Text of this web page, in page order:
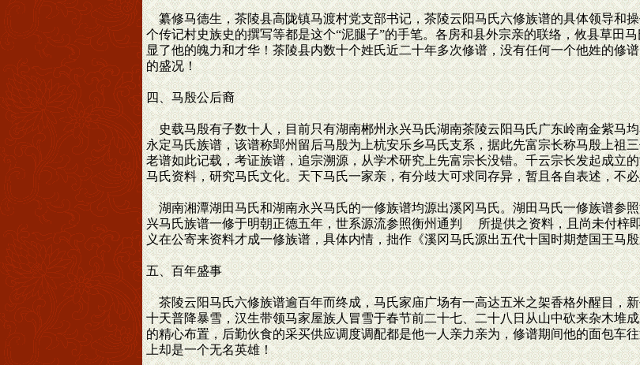
纂修马德生，茶陵县高陇镇马渡村党支部书记，茶陵云阳马氏六修族谱的具体领导和
个传记村史族史的撰写等都是这个“泥腿子”的手笔。各房和县外宗亲的联络，攸县草田
显了他的魄力和才华！茶陵县内数十个姓氏近二十年多次修谱，没有任何一个他姓的修
的盛况！
四、马殷公后裔
史载马殷有子数十人，目前只有湖南郴州永兴马氏湖南茶陵云阳马氏广东岭南金紫马
永定马氏族谱，该谱称郢州留后马殷为上杭安乐乡马氏支系，据此先富宗长称马殷上祖
老谱如此记载，考证族谱，追宗溯源，从学术研究上先富宗长没错。千云宗长发起成立
马氏资料，研究马氏文化。天下马氏一家亲，有分歧大可求同存异，暂且各自表述，不
湖南湘潭湖田马氏和湖南永兴马氏的一修族谱均源出溪冈马氏。湖田马氏一修族谱参
兴马氏族谱一修于明朝正德五年，世系源流参照衡州通判 所提供之资料，且尚未付梓
义在公寄来资料才成一修族谱，具体内情，拙作《溪冈马氏源出五代十国时期楚国王马
五、百年盛事
茶陵云阳马氏六修族谱逾百年而终成，马氏家庙广场有一高达五米之架香格外醒目，
十天普降暴雪，汉生带领马家屋族人冒雪于春节前二十七、二十八日从山中砍来杂木堆
的精心布置，后勤伙食的采买供应调度调配都是他一人亲力亲为，修谱期间他的面包车
上却是一个无名英雄！